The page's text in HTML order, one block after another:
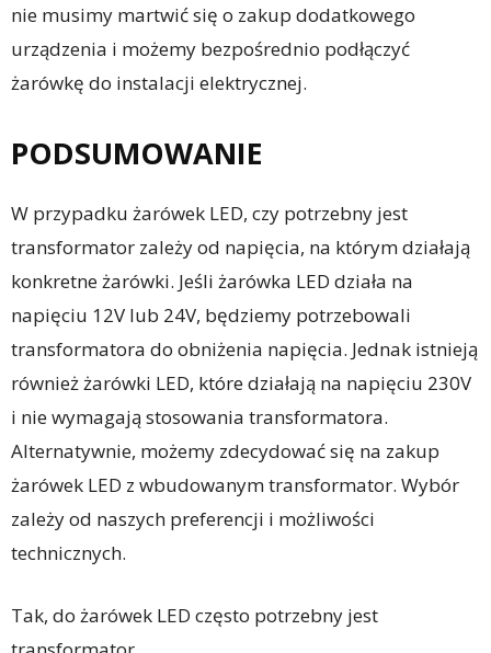
nie musimy martwić się o zakup dodatkowego
urządzenia i możemy bezpośrednio podłączyć
żarówkę do instalacji elektrycznej.
PODSUMOWANIE
W przypadku żarówek LED, czy potrzebny jest
transformator zależy od napięcia, na którym działają
konkretne żarówki. Jeśli żarówka LED działa na
napięciu 12V lub 24V, będziemy potrzebowali
transformatora do obniżenia napięcia. Jednak istnieją
również żarówki LED, które działają na napięciu 230V
i nie wymagają stosowania transformatora.
Alternatywnie, możemy zdecydować się na zakup
żarówek LED z wbudowanym transformator. Wybór
zależy od naszych preferencji i możliwości
technicznych.
Tak, do żarówek LED często potrzebny jest